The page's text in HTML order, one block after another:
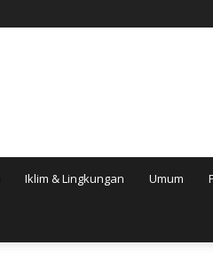
Iklim & Lingkungan Umum